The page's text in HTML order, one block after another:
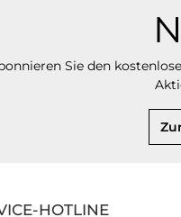
Sie den
HOTLINE